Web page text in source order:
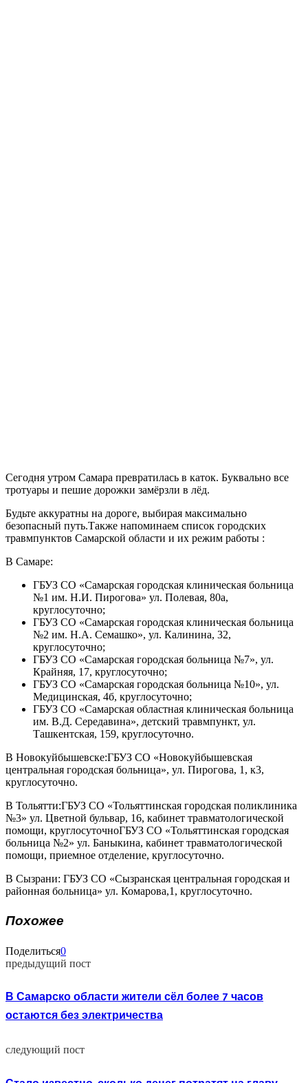
Сегодня утром Самара превратилась в каток. Буквально все
тротуары и пешие дорожки замёрзли в лёд.
Будьте аккуратны на дороге, выбирая максимально
безопасный путь.Также напоминаем список городских
травмпунктов Самарской области и их режим работы :
В Самаре:
ГБУЗ СО «Самарская городская клиническая больница
№1 им. Н.И. Пирогова» ул. Полевая, 80а,
круглосуточно;
ГБУЗ СО «Самарская городская клиническая больница
№2 им. Н.А. Семашко», ул. Калинина, 32,
круглосуточно;
ГБУЗ СО «Самарская городская больница №7», ул.
Крайняя, 17, круглосуточно;
ГБУЗ СО «Самарская городская больница №10», ул.
Медицинская, 4б, круглосуточно;
ГБУЗ СО «Самарская областная клиническая больница
им. В.Д. Середавина», детский травмпункт, ул.
Ташкентская, 159, круглосуточно.
В Новокуйбышевске:ГБУЗ СО «Новокуйбышевская
центральная городская больница», ул. Пирогова, 1, к3,
круглосуточно.
В Тольятти:ГБУЗ СО «Тольяттинская городская поликлиника
№3» ул. Цветной бульвар, 16, кабинет травматологической
помощи, круглосуточноГБУЗ СО «Тольяттинская городская
больница №2» ул. Баныкина, кабинет травматологической
помощи, приемное отделение, круглосуточно.
В Сызрани: ГБУЗ СО «Сызранская центральная городская и
районная больница» ул. Комарова,1, круглосуточно.
Похожее
Поделиться0
предыдущий пост
В Самарско области жители сёл более 7 часов
остаются без электричества
следующий пост